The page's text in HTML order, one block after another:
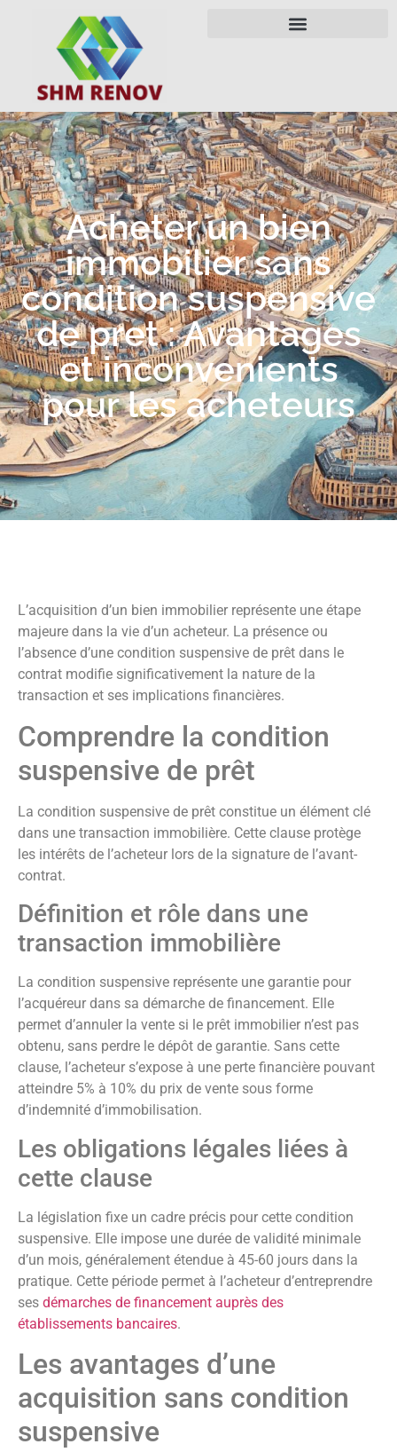
Acheter un bien
immobilier sans
condition suspensive
de pret : Avantages
et inconvenients
pour les acheteurs
L’acquisition d’un bien immobilier représente une étape
majeure dans la vie d’un acheteur. La présence ou
l’absence d’une condition suspensive de prêt dans le
contrat modifie significativement la nature de la
transaction et ses implications financières.
Comprendre la condition
suspensive de prêt
La condition suspensive de prêt constitue un élément clé
dans une transaction immobilière. Cette clause protège
les intérêts de l’acheteur lors de la signature de l’avant-
contrat.
Définition et rôle dans une
transaction immobilière
La condition suspensive représente une garantie pour
l’acquéreur dans sa démarche de financement. Elle
permet d’annuler la vente si le prêt immobilier n’est pas
obtenu, sans perdre le dépôt de garantie. Sans cette
clause, l’acheteur s’expose à une perte financière pouvant
atteindre 5% à 10% du prix de vente sous forme
d’indemnité d’immobilisation.
Les obligations légales liées à
cette clause
La législation fixe un cadre précis pour cette condition
suspensive. Elle impose une durée de validité minimale
d’un mois, généralement étendue à 45-60 jours dans la
pratique. Cette période permet à l’acheteur d’entreprendre
ses démarches de financement auprès des
établissements bancaires.
Les avantages d’une
acquisition sans condition
suspensive